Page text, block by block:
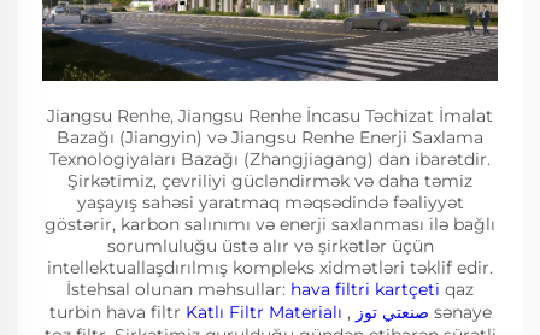
Jiangsu Renhe, Jiangsu Renhe İncasu Təchizat İmalat
Bazağı (Jiangyin) və Jiangsu Renhe Enerji Saxlama
Texnologiyaları Bazağı (Zhangjiagang) dan ibarətdir.
Şirkətimiz, çevriliyi gücləndirmək və daha təmiz
yaşayış sahəsi yaratmaq məqsədində fəaliyyət
göstərir, karbon salınımı və enerji saxlanması ilə bağlı
sorumluluğu üstə alır və şirkətlər üçün
intellektuallaşdırılmış kompleks xidmətləri təklif edir.
İstehsal olunan məhsullar: hava filtri kartçeti qaz
turbin hava filtr Katlı Filtr Materialı ,
sənaye